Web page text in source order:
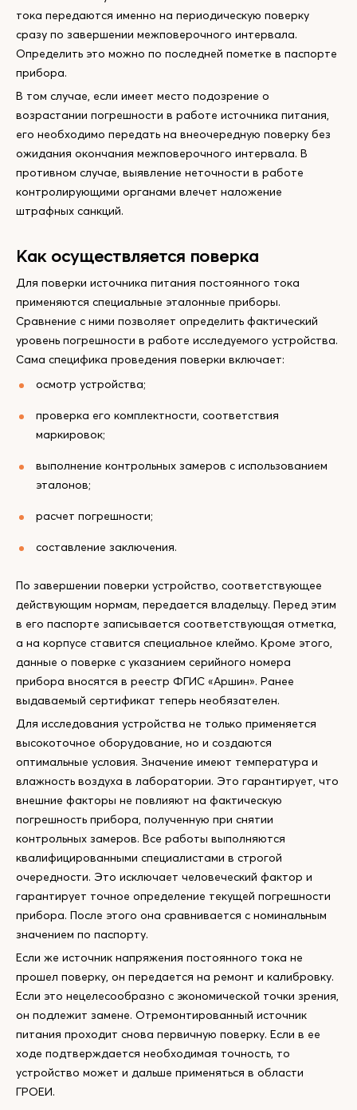
тока передаются именно на периодическую поверку
сразу по завершении межповерочного интервала.
Определить это можно по последней пометке в паспорте
прибора.
В том случае, если имеет место подозрение о
возрастании погрешности в работе источника питания,
его необходимо передать на внеочередную поверку без
ожидания окончания межповерочного интервала. В
противном случае, выявление неточности в работе
контролирующими органами влечет наложение
штрафных санкций.
Как осуществляется поверка
Для поверки источника питания постоянного тока
применяются специальные эталонные приборы.
Сравнение с ними позволяет определить фактический
уровень погрешности в работе исследуемого устройства.
Сама специфика проведения поверки включает:
осмотр устройства;
проверка его комплектности, соответствия
маркировок;
выполнение контрольных замеров с использованием
эталонов;
расчет погрешности;
составление заключения.
По завершении поверки устройство, соответствующее
действующим нормам, передается владельцу. Перед этим
в его паспорте записывается соответствующая отметка,
а на корпусе ставится специальное клеймо. Кроме этого,
данные о поверке с указанием серийного номера
прибора вносятся в реестр ФГИС «Аршин». Ранее
выдаваемый сертификат теперь необязателен.
Для исследования устройства не только применяется
высокоточное оборудование, но и создаются
оптимальные условия. Значение имеют температура и
влажность воздуха в лаборатории. Это гарантирует, что
внешние факторы не повлияют на фактическую
погрешность прибора, полученную при снятии
контрольных замеров. Все работы выполняются
квалифицированными специалистами в строгой
очередности. Это исключает человеческий фактор и
гарантирует точное определение текущей погрешности
прибора. После этого она сравнивается с номинальным
значением по паспорту.
Если же источник напряжения постоянного тока не
прошел поверку, он передается на ремонт и калибровку.
Если это нецелесообразно с экономической точки зрения,
он подлежит замене. Отремонтированный источник
питания проходит снова первичную поверку. Если в ее
ходе подтверждается необходимая точность, то
устройство может и дальше применяться в области
ГРОЕИ.